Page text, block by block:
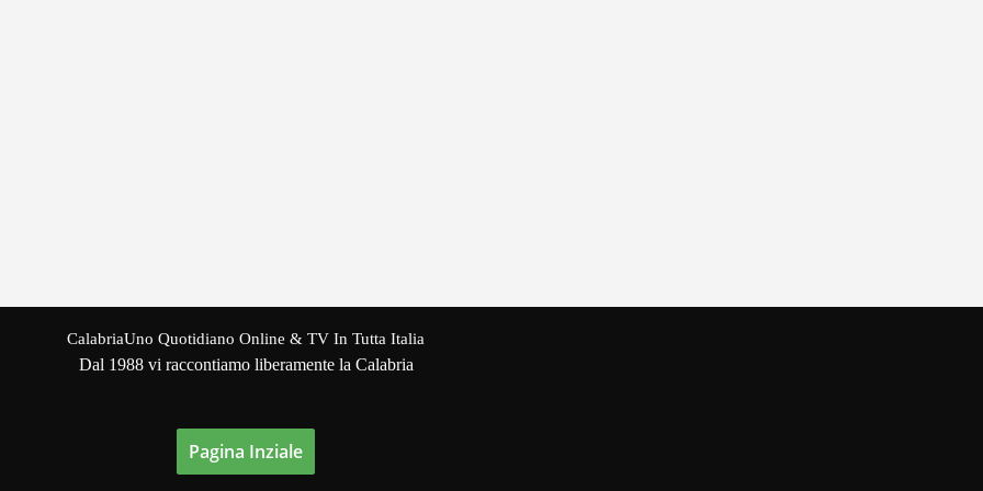
CalabriaUno Quotidiano Online & TV In Tutta Italia
Dal 1988 vi raccontiamo liberamente la Calabria
Pagina Inziale